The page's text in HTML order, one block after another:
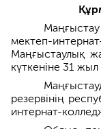
мектеп-
Маңғыстаулық
күткеніне 31
резервінің
интернат-